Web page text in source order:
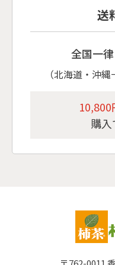
送
全国一律
（北海道・沖
購入